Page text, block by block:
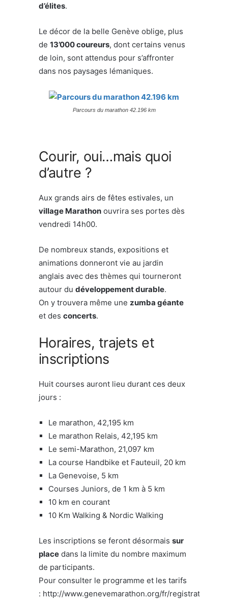
d’élites.
Le décor de la belle Genève oblige, plus
de 13’000 coureurs, dont certains venus
de loin, sont attendus pour s’affronter
dans nos paysages lémaniques.
Parcours du marathon 42.196 km
Courir, oui…mais quoi
d’autre ?
Aux grands airs de fêtes estivales, un
village Marathon ouvrira ses portes dès
vendredi 14h00.
De nombreux stands, expositions et
animations donneront vie au jardin
anglais avec des thèmes qui tourneront
autour du développement durable.
On y trouvera même une zumba géante
et des concerts.
Horaires, trajets et
inscriptions
Huit courses auront lieu durant ces deux
jours :
Le marathon, 42,195 km
Le marathon Relais, 42,195 km
Le semi-Marathon, 21,097 km
La course Handbike et Fauteuil, 20 km
La Genevoise, 5 km
Courses Juniors, de 1 km à 5 km
10 km en courant
10 Km Walking & Nordic Walking
Les inscriptions se feront désormais sur
place dans la limite du nombre maximum
de participants.
Pour consulter le programme et les tarifs
: http://www.genevemarathon.org/fr/registration